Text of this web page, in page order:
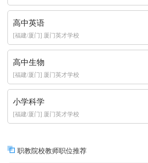
高中英语
[福建/厦门] 厦门英才学校
高中生物
[福建/厦门] 厦门英才学校
小学科学
[福建/厦门] 厦门英才学校
职教院校教师职位推荐